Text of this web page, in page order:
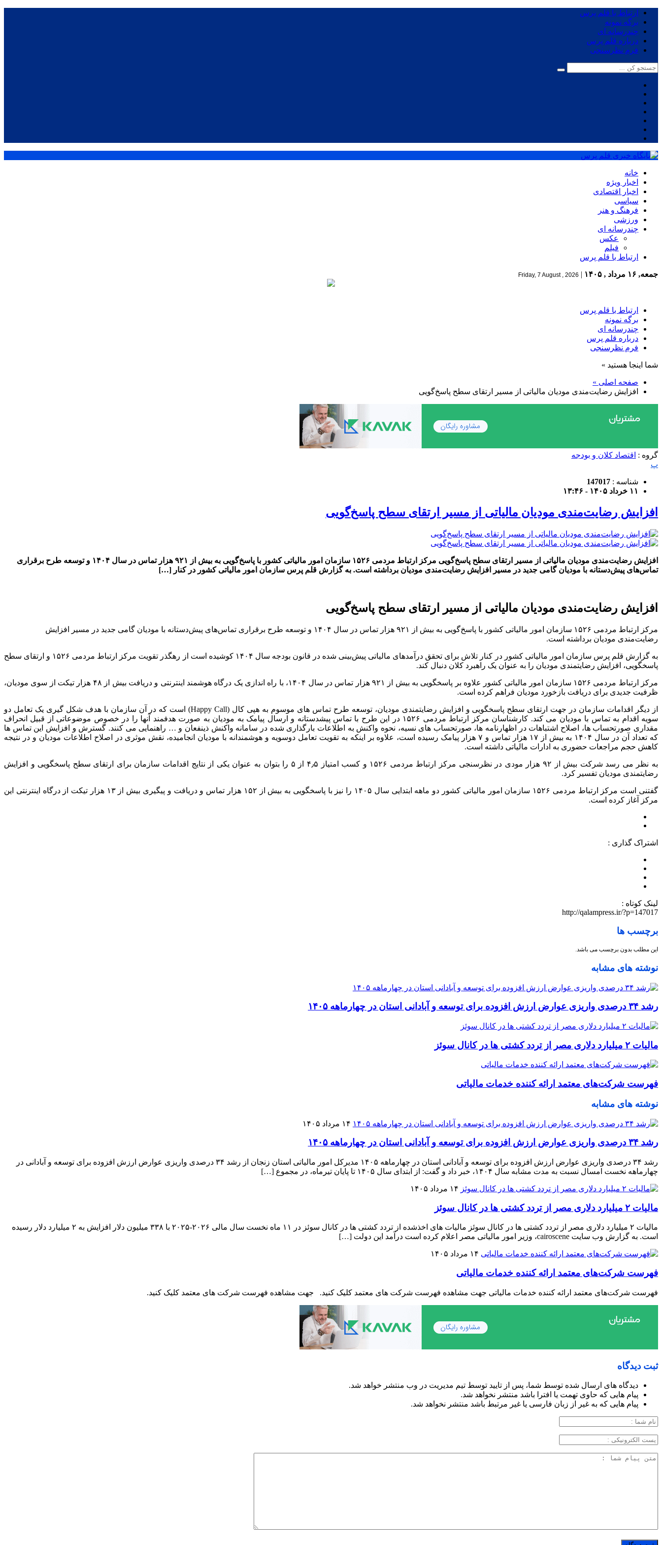
ارتباط با قلم پرس
برگه نمونه
چندرسانه ای
درباره قلم پرس
فرم نظرسنجی
خانه
اخبار ویژه
اخبار اقتصادی
سیاسی
فرهنگ و هنر
ورزشی
چندرسانه ای
عکس
فیلم
ارتباط با قلم پرس
جمعه, ۱۶ مرداد , ۱۴۰۵ |
Friday, 7 August , 2026
ارتباط با قلم پرس
برگه نمونه
چندرسانه ای
درباره قلم پرس
فرم نظرسنجی
شما اینجا هستید »
صفحه اصلی »
افزایش رضایت‌مندی مودیان مالیاتی از مسیر ارتقای سطح پاسخ‌گویی
گروه : اقتصاد کلان و بودجه
پ
شناسه : 147017
۱۱ خرداد ۱۴۰۵ - ۱۳:۴۶
افزایش رضایت‌مندی مودیان مالیاتی از مسیر ارتقای سطح پاسخ‌گویی
افزایش رضایت‌مندی مودیان مالیاتی از مسیر ارتقای سطح پاسخ‌گویی مرکز ارتباط مردمی ۱۵۲۶ سازمان امور مالیاتی کشور با پاسخ‌گویی به بیش از ۹۲۱ هزار تماس در سال ۱۴۰۴ و توسعه طرح برقراری
تماس‌های پیش‌‏دستانه با مودیان گامی جدید در مسیر افزایش رضایت‌مندی مودیان برداشته است. به گزارش قلم پرس سازمان امور مالیاتی کشور در کنار […]
افزایش رضایت‌مندی مودیان مالیاتی از مسیر ارتقای سطح پاسخ‌گویی
مرکز ارتباط مردمی ۱۵۲۶ سازمان امور مالیاتی کشور با پاسخ‌گویی به بیش از ۹۲۱ هزار تماس در سال ۱۴۰۴ و توسعه طرح برقراری تماس‌های پیش‌‏دستانه با مودیان گامی جدید در مسیر افزایش
رضایت‌مندی مودیان برداشته است.
به گزارش قلم پرس سازمان امور مالیاتی کشور در کنار تلاش برای تحقق درآمدهای مالیاتی پیش‌بینی شده در قانون بودجه سال ۱۴۰۴ کوشیده است از رهگذر تقویت مرکز ارتباط مردمی ۱۵۲۶ و ارتقای سطح
پاسخگویی، افزایش رضایتمندی مودیان را به عنوان یک راهبرد کلان دنبال کند.
مرکز ارتباط مردمی ۱۵۲۶ سازمان امور مالیاتی کشور علاوه بر پاسخگویی به بیش از ۹۲۱ هزار تماس در سال ۱۴۰۴، با راه اندازی یک درگاه هوشمند اینترنتی و دریافت بیش از ۴۸ هزار تیکت از سوی مودیان،
ظرفیت جدیدی برای دریافت بازخورد مودیان فراهم کرده است.
از دیگر اقدامات سازمان در جهت ارتقای سطح پاسخگویی و افزایش رضایتمندی مودیان، توسعه طرح تماس های موسوم به هپی کال (Happy Call) است که در آن سازمان با هدف شکل گیری یک تعامل دو
سویه اقدام به تماس با مودیان می کند. کارشناسان مرکز ارتباط مردمی ۱۵۲۶ در این طرح با تماس پیش‏دستانه و ارسال پیامک به مودیان به صورت هدفمند آنها را در خصوص موضوعاتی از قبیل انحراف
مقداری صورتحساب ها، اصلاح اشتباهات در اظهارنامه ها، صورتحساب های نسیه، نحوه واکنش به اطلاعات بارگذاری شده در سامانه واکنش ذینفعان و … راهنمایی می کنند. گسترش و افزایش این تماس ها
که تعداد آن در سال ۱۴۰۴ به بیش از ۱۷ هزار تماس و ۷ هزار پیامک رسیده است، علاوه بر اینکه به تقویت تعامل دوسویه و هوشمندانه با مودیان انجامیده، نقش موثری در اصلاح اطلاعات مودیان و در نتیجه
کاهش حجم مراجعات حضوری به ادارات مالیاتی داشته است.
به نظر می رسد شرکت بیش از ۹۲ هزار مودی در نظرسنجی مرکز ارتباط مردمی ۱۵۲۶ و کسب امتیاز ۴٫۵ از ۵ را بتوان به عنوان یکی از نتایج اقدامات سازمان برای ارتقای سطح پاسخگویی و افزایش
رضایتمندی مودیان تفسیر کرد.
گفتنی است مرکز ارتباط مردمی ۱۵۲۶ سازمان امور مالیاتی کشور دو ماهه ابتدایی سال ۱۴۰۵ را نیز با پاسخگویی به بیش از ۱۵۲ هزار تماس و دریافت و پیگیری بیش از ۱۳ هزار تیکت از درگاه اینترنتی این
مرکز آغاز کرده است.
اشتراک گذاری :
لینک کوتاه :
http://qalampress.ir/?p=147017
برچسب ها
این مطلب بدون برچسب می باشد.
نوشته های مشابه
رشد ۳۴ درصدی واریزی عوارض ارزش افزوده برای توسعه و آبادانی استان در چهارماهه ۱۴۰۵
مالیات ۲ میلیارد دلاری مصر از تردد کشتی ها در کانال سوئز
فهرست شرکت‌های معتمد ارائه کننده خدمات مالیاتی
نوشته های مشابه
۱۴ مرداد ۱۴۰۵
رشد ۳۴ درصدی واریزی عوارض ارزش افزوده برای توسعه و آبادانی استان در چهارماهه ۱۴۰۵
رشد ۳۴ درصدی واریزی عوارض ارزش افزوده برای توسعه و آبادانی استان در چهارماهه ۱۴۰۵ مدیرکل امور مالیاتی استان زنجان از رشد ۳۴ درصدی واریزی عوارض ارزش افزوده برای توسعه و آبادانی در
چهارماهه نخست امسال نسبت به مدت مشابه سال ۱۴۰۴، خبر داد و گفت: از ابتدای سال ۱۴۰۵ تا پایان تیرماه، در مجموع […]
۱۴ مرداد ۱۴۰۵
مالیات ۲ میلیارد دلاری مصر از تردد کشتی ها در کانال سوئز
مالیات ۲ میلیارد دلاری مصر از تردد کشتی ها در کانال سوئز مالیات های اخذشده از تردد کشتی ها در کانال سوئز در ۱۱ ماه نخست سال مالی ۲۰۲۶-۲۰۲۵ با ۳۳۸ میلیون دلار افزایش به ۲ میلیارد دلار رسیده
است. به گزارش وب سایت cairoscene، وزیر امور مالیاتی مصر اعلام کرده است درآمد این دولت […]
۱۴ مرداد ۱۴۰۵
فهرست شرکت‌های معتمد ارائه کننده خدمات مالیاتی
فهرست شرکت‌های معتمد ارائه کننده خدمات مالیاتی جهت مشاهده فهرست شرکت های معتمد کلیک کنید. جهت مشاهده فهرست شرکت های معتمد کلیک کنید.
ثبت دیدگاه
دیدگاه های ارسال شده توسط شما، پس از تایید توسط تیم مدیریت در وب منتشر خواهد شد.
پیام هایی که حاوی تهمت یا افترا باشد منتشر نخواهد شد.
پیام هایی که به غیر از زبان فارسی یا غیر مرتبط باشد منتشر نخواهد شد.